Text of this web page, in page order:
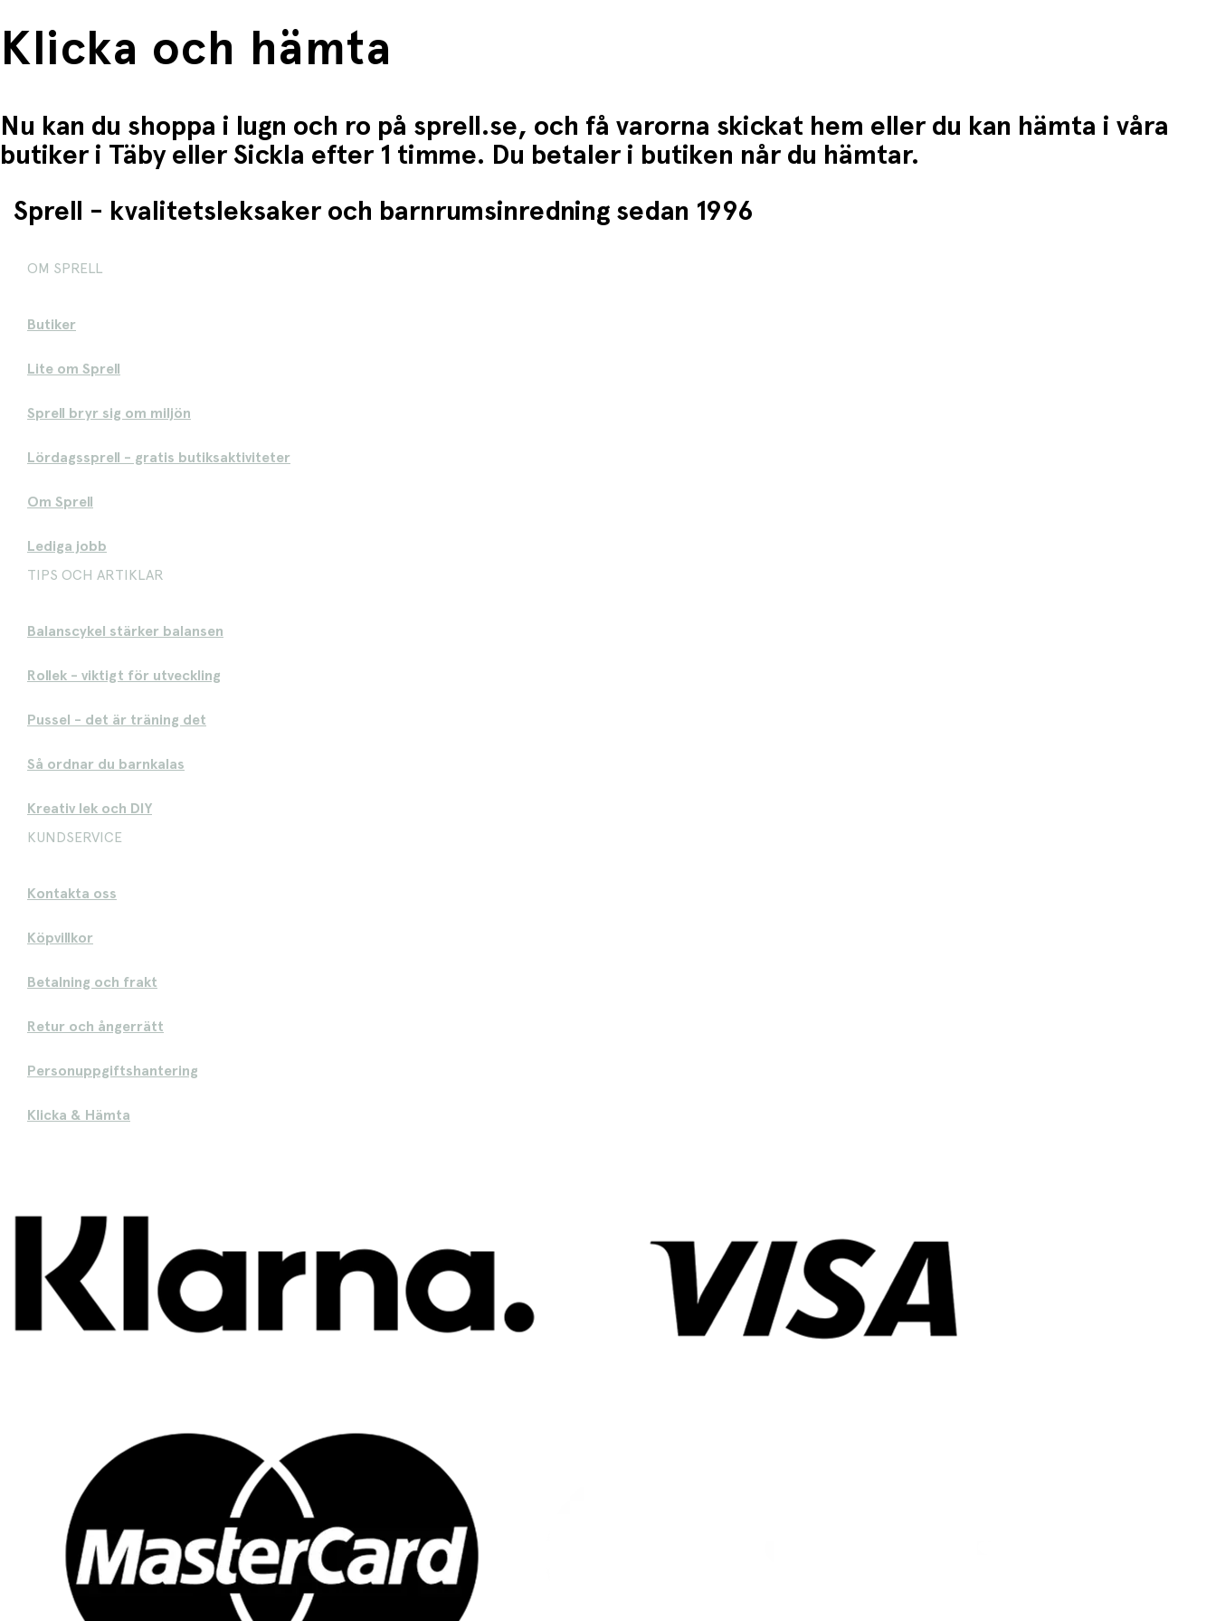
Klicka och hämta
Nu kan du shoppa i lugn och ro på sprell.se, och få varorna skickat hem eller du kan hämta i våra
butiker i Täby eller Sickla efter 1 timme. Du betaler i butiken når du hämtar.
Sprell - kvalitetsleksaker och barnrumsinredning sedan 1996
OM SPRELL
Butiker
Lite om Sprell
Sprell bryr sig om miljön
Lördagssprell - gratis butiksaktiviteter
Om Sprell
Lediga jobb
TIPS OCH ARTIKLAR
Balanscykel stärker balansen
Rollek - viktigt för utveckling
Pussel - det är träning det
Så ordnar du barnkalas
Kreativ lek och DIY
KUNDSERVICE
Kontakta oss
Köpvillkor
Betalning och frakt
Retur och ångerrätt
Personuppgiftshantering
Klicka & Hämta